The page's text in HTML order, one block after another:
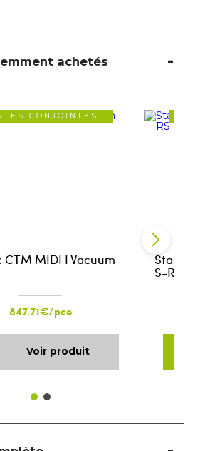
achetés
CONJOINTES
CTM MIDI I Vacuum
847.71€/pce
Voir produit
S-RS